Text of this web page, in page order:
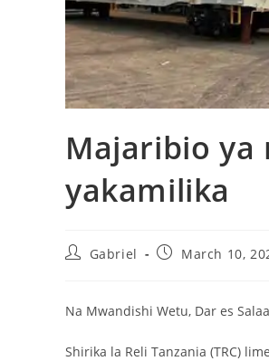
Majaribio ya
yakamilika
Gabriel March 10,
Na Mwandishi Wetu, Dar es
Shirika la Reli Tanzania (TRC)